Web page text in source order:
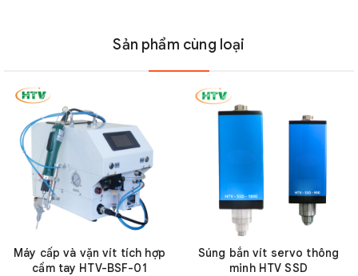
Sản phẩm cùng loại
Máy cấp và vặn vít tích hợp
cầm tay HTV-BSF-01
Súng bắn vít servo thông
minh HTV SSD